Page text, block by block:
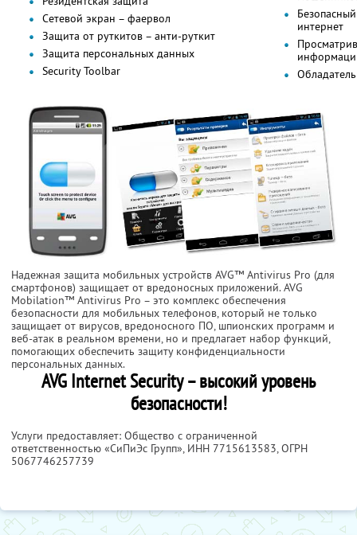
Сетевой экран – фаервол
Защита от руткитов – анти-руткит
Защита персональных данных
Security Toolbar
интернет
Надежная защита мобильных устройств AVG™ Antivirus Pro (для
смартфонов) защищает от вредоносных приложений. AVG
Mobilation™ Antivirus Pro – это комплекс обеспечения
безопасности для мобильных телефонов, который не только
защищает от вирусов, вредоносного ПО, шпионских программ и
веб-атак в реальном времени, но и предлагает набор функций,
помогающих обеспечить защиту конфиденциальности
персональных данных.
AVG Internet Security – высокий уровень
безопасности!
Услуги предоставляет: Общество с ограниченной
ответственностью «СиПиЭс Групп», ИНН 7715613583, ОГРН
5067746257739